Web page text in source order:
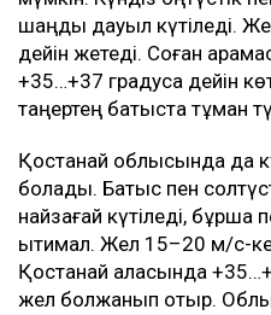
күшейеді. Таразда +38
басым бөлігінде өрт
сақталады.
Алматы облысында
Алайда оңтүстікте және
жаңбыр жауып, найзағай
таулы жерлерде ауа райы
жаңбыр, бұршақ және
батысы мен солтүстігінде